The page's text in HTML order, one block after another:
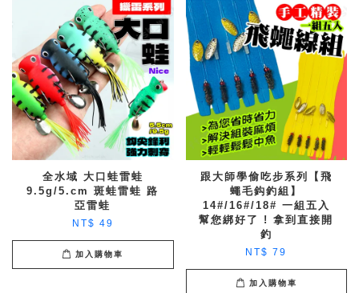
全水域 大口蛙雷蛙
9.5g/5.cm 斑蛙雷蛙 路
亞雷蛙
NT$ 49
加入購物車
跟大師學偷吃步系列【飛
蠅毛鈎釣組】
14#/16#/18# 一組五入
幫您綁好了 ! 拿到直接開
釣
NT$ 79
加入購物車